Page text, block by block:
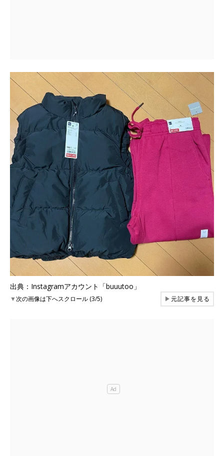
出典：Instagramアカウント「buuutoo」
▼次の画像は下へスクロール (3/5) ▶元記事を見る